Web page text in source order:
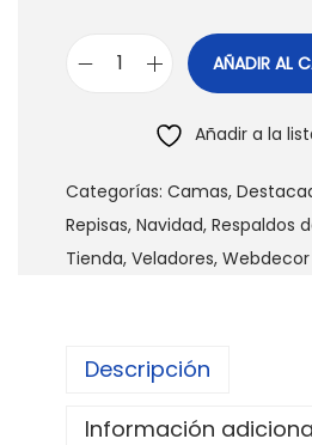
e
AÑADIR AL
Añadir a la
Categorías: Camas,
Repisas, Navidad, Respaldos
Tienda, Veladores, Webdecor
Descripción
Información